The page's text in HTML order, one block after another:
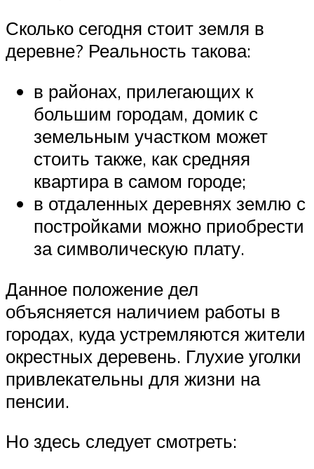
Сколько сегодня стоит земля в
деревне? Реальность такова:
в районах, прилегающих к
большим городам, домик с
земельным участком может
стоить также, как средняя
квартира в самом городе;
в отдаленных деревнях землю с
постройками можно приобрести
за символическую плату.
Данное положение дел
объясняется наличием работы в
городах, куда устремляются жители
окрестных деревень. Глухие уголки
привлекательны для жизни на
пенсии.
Но здесь следует смотреть: